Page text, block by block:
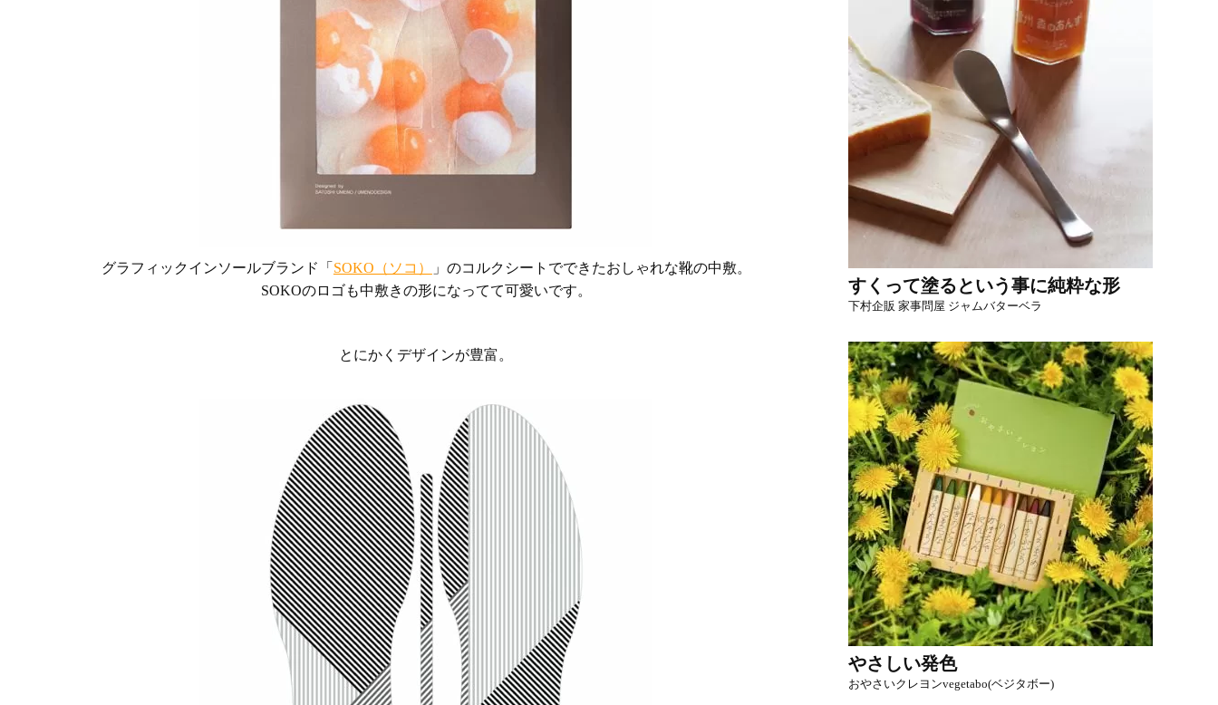
グラフィックインソールブランド「 SOKO（ソコ）
」のコルクシートでできたおしゃれな靴の中敷。
SOKOのロゴも中敷きの形になってて可愛いです。
とにかくデザインが豊富。
すくって塗るという事に純粋な形
下村企販 家事問屋 ジャムバターベラ
やさしい発色
おやさいクレヨンvegetabo(ベジタボー)